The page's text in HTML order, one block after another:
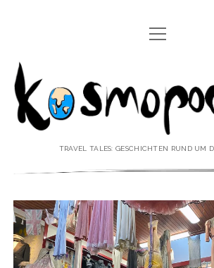
REISEREPORTAGEN
REISEPOESIE
REISEKOLUMNEN
REISEVIDEOS
REISESPECIALS
Menü
öffnen
Kosmopoetin
TRAVEL TALES: GESCHICHTEN RUND UM